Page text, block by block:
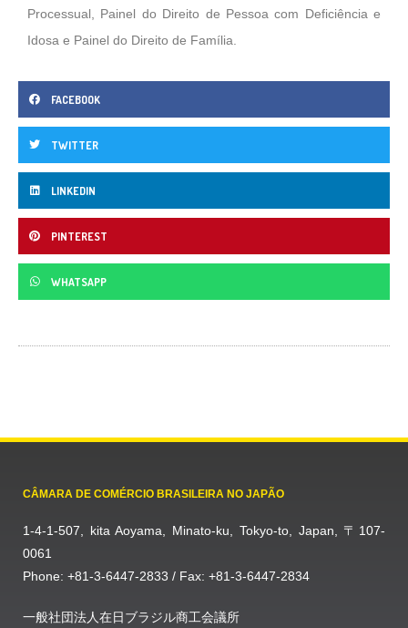
Processual, Painel do Direito de Pessoa com Deficiência e
Idosa e Painel do Direito de Família.
FACEBOOK
TWITTER
LINKEDIN
PINTEREST
WHATSAPP
CÂMARA DE COMÉRCIO BRASILEIRA NO JAPÃO
1-4-1-507, kita Aoyama, Minato-ku, Tokyo-to, Japan, 〒107-
0061
Phone: +81-3-6447-2833 / Fax: +81-3-6447-2834
一般社団法人在日ブラジル商工会議所